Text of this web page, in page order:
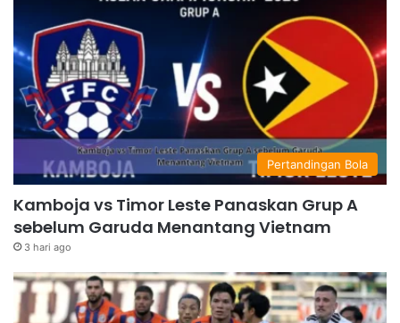
Pertandingan Bola
Kamboja vs Timor Leste Panaskan Grup A
sebelum Garuda Menantang Vietnam
3 hari ago